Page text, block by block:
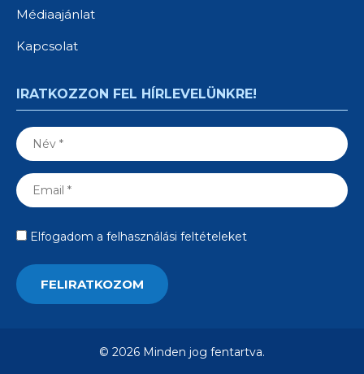
Médiaajánlat
Kapcsolat
IRATKOZZON FEL HÍRLEVELÜNKRE!
Elfogadom a felhasználási feltételeket
© 2026 Minden jog fentartva.